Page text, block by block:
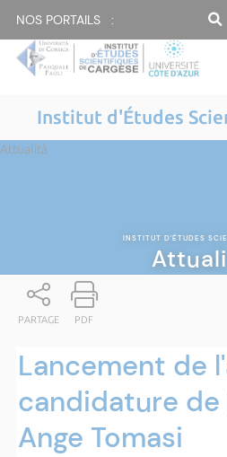
NOS PORTAILS :
Institut d'Études
Attualità
INSTITUT D'ÉTUDES
PARTAGE PDF
Lancement de
candidature de
Ange Tomasi